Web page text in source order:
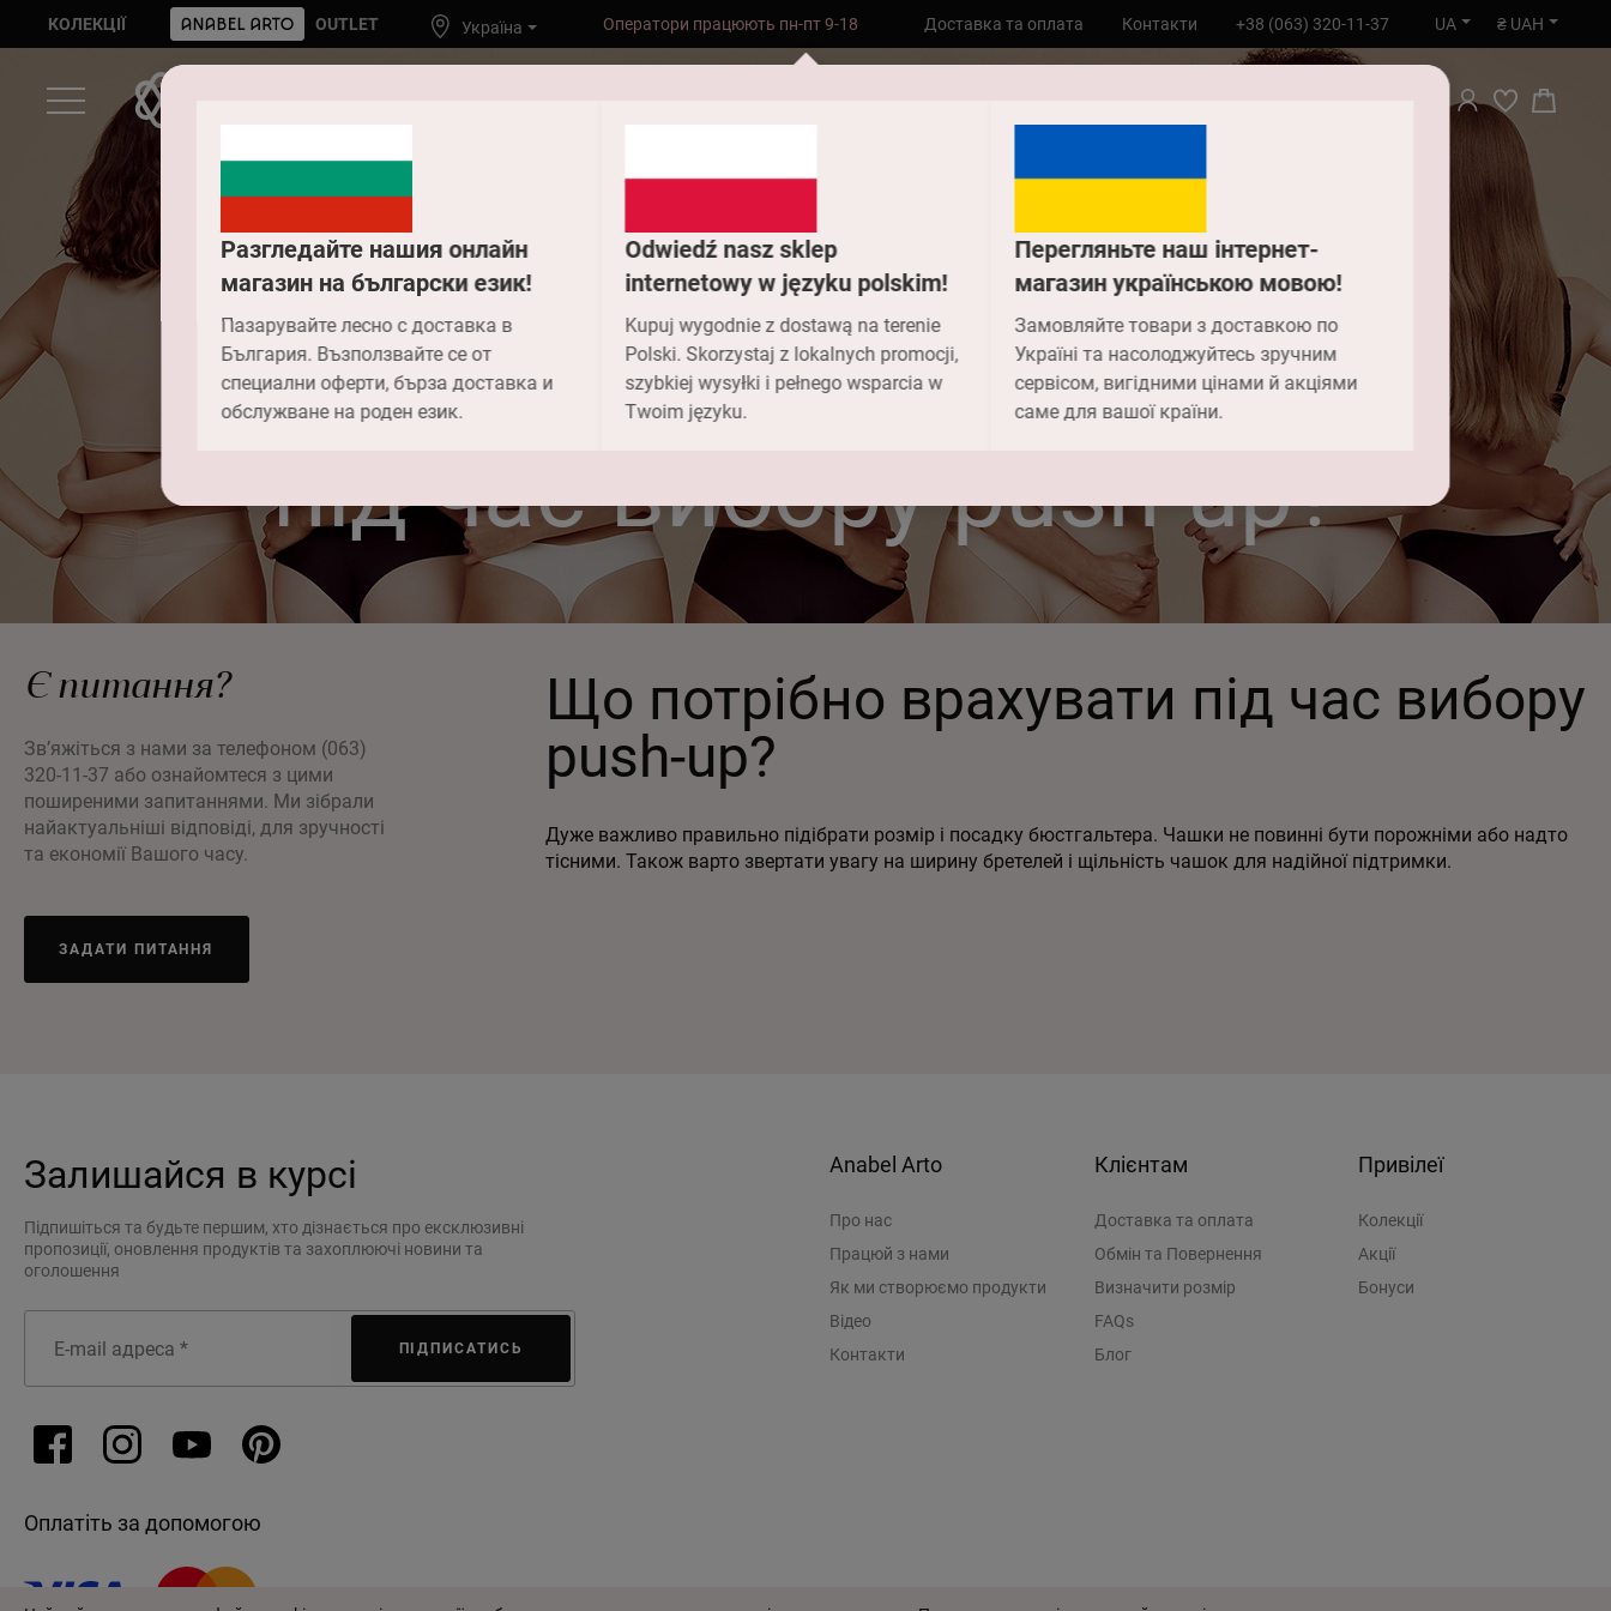
Разгледайте нашия онлайн
магазин на български език!
Пазарувайте лесно с доставка в
България. Възползвайте се от
специални оферти, бърза доставка и
обслужване на роден език.
Odwiedź nasz sklep
internetowy w języku polskim!
Kupuj wygodnie z dostawą na terenie
Polski. Skorzystaj z lokalnych promocji,
szybkiej wysyłki i pełnego wsparcia w
Twoim języku.
Перегляньте наш інтернет-
магазин українською мовою!
Замовляйте товари з доставкою по
Україні та насолоджуйтесь зручним
сервісом, вигідними цінами й акціями
саме для вашої країни.
КОЛЕКЦІЇ OUTLET Україна Оператори працюють пн-пт 9-18
Безкоштовна доставка до складу НП
Доставка та оплата Контакти +38 (063) 320-11-37 UA ₴ UAH
FAQ Що потрібно врахувати під час вибору push-up?
Що потрібно врахувати
під час вибору push-up?
Є питання?
Зв’яжіться з нами за телефоном (063)
320-11-37 або ознайомтеся з цими
поширеними запитаннями. Ми зібрали
найактуальніші відповіді, для зручності
та економії Вашого часу.
ЗАДАТИ ПИТАННЯ
Що потрібно врахувати під час вибору
push-up?
Дуже важливо правильно підібрати розмір і посадку бюстгальтера. Чашки не повинні бути порожніми або надто
тісними. Також варто звертати увагу на ширину бретелей і щільність чашок для надійної підтримки.
Залишайся в курсі
Підпишіться та будьте першим, хто дізнається про ексклюзивні
пропозиції, оновлення продуктів та захоплюючі новини та
оголошення
ПІДПИСАТИСЬ
Оплатіть за допомогою
Anabel Arto
Про нас
Працюй з нами
Як ми створюємо продукти
Відео
Контакти
Клієнтам
Доставка та оплата
Обмін та Повернення
Визначити розмiр
FAQs
Блог
Привілеї
Колекції
Акції
Бонуси